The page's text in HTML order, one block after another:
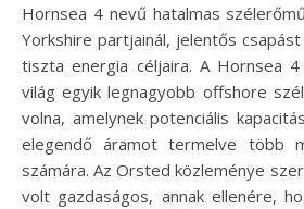
Hornsea 4 nevű hatalmas
Yorkshire partjainál, jelentős
tiszta energia céljaira. A Hornsea
világ egyik legnagyobb offshore
volna, amelynek potenciális
elegendő áramot termelve több
számára. Az Orsted közleménye
volt gazdaságos, annak ellenére,